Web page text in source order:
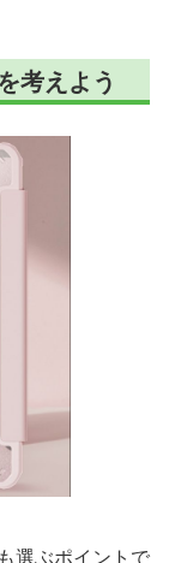
考えよう
も選ぶポイントで